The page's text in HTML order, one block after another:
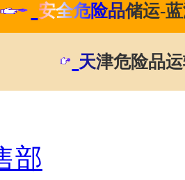
安全危险品储运-
天津危险品
部